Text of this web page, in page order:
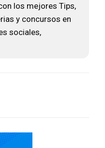
los mejores Tips,
y concursos en
sociales,